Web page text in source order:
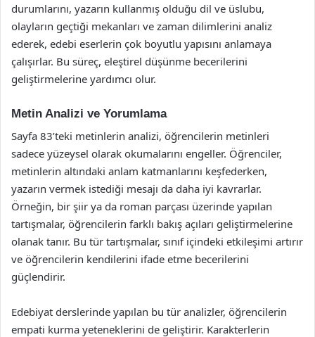
durumlarını, yazarın kullanmış olduğu dil ve üslubu,
olayların geçtiği mekanları ve zaman dilimlerini analiz
ederek, edebi eserlerin çok boyutlu yapısını anlamaya
çalışırlar. Bu süreç, eleştirel düşünme becerilerini
geliştirmelerine yardımcı olur.
Metin Analizi ve Yorumlama
Sayfa 83’teki metinlerin analizi, öğrencilerin metinleri
sadece yüzeysel olarak okumalarını engeller. Öğrenciler,
metinlerin altındaki anlam katmanlarını keşfederken,
yazarın vermek istediği mesajı da daha iyi kavrarlar.
Örneğin, bir şiir ya da roman parçası üzerinde yapılan
tartışmalar, öğrencilerin farklı bakış açıları geliştirmelerine
olanak tanır. Bu tür tartışmalar, sınıf içindeki etkileşimi artırır
ve öğrencilerin kendilerini ifade etme becerilerini
güçlendirir.
Edebiyat derslerinde yapılan bu tür analizler, öğrencilerin
empati kurma yeteneklerini de geliştirir. Karakterlerin